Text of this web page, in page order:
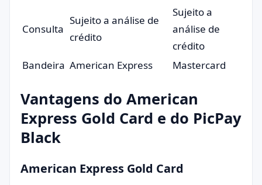
Consulta
Sujeito a análise de
crédito
Sujeito a
análise de
crédito
Bandeira American Express Mastercard
Vantagens do American
Express Gold Card e do PicPay
Black
American Express Gold Card